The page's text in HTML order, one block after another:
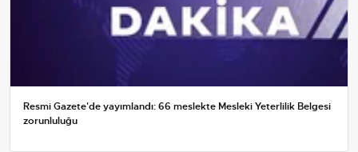
Resmi Gazete'de yayımlandı: 66 meslekte Mesleki Yeterlilik Belgesi
zorunluluğu